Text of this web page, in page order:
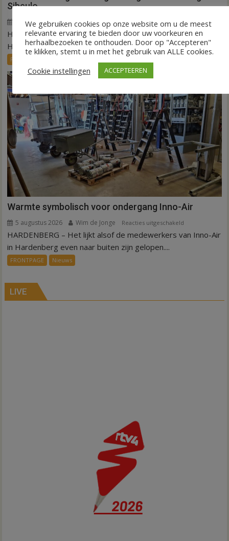
Sibculo
5 augustus 2026 Wim de Jonge Reacties uitgeschakeldvoor
Binnen
een
dag
in
Hardenberg
en
Sibculo
HARDENBERG/SIBCULO – Het gras is vandaag opgerold in
Hardenberg en Sibculo. In één dag tijd is...
FRONTPAGE
Warmte symbolisch voor ondergang Inno-Air
5 augustus 2026 Wim de Jonge Reacties uitgeschakeld
Warmte
HARDENBERG – Het lijkt alsof de medewerkers van Inno-Air
in Hardenberg even naar buiten zijn gelopen....
FRONTPAGE Nieuws
LIVE
We gebruiken cookies op onze website om u de meest
relevante ervaring te bieden door uw voorkeuren en
herhaalbezoeken te onthouden. Door op "Accepteren"
te klikken, stemt u in met het gebruik van ALLE cookies.
Cookie instellingen
ACCEPTEEREN